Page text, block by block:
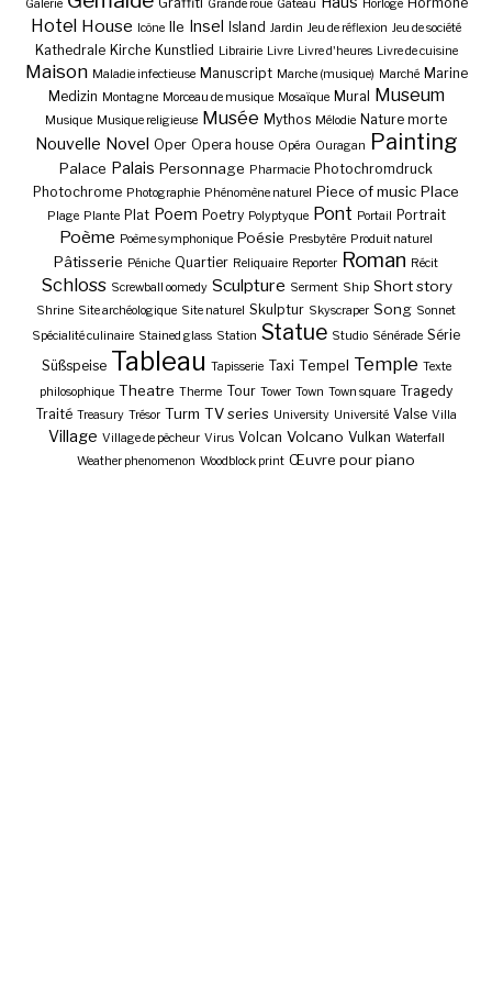
Galerie Grande roue Gâteau Horloge
Hotel House Icône Ile Insel Island Jardin Jeu de réflexion Jeu de société
Kathedrale Kirche Kunstlied Librairie Livre Livre d'heures Livre de cuisine
Maison Maladie infectieuse Manuscript Marche (musique) Marché Marine
Medizin Montagne Morceau de musique Mosaïque Mural Museum
Musique Musique religieuse Musée Mythos Mélodie Nature morte
Nouvelle Novel Oper Opera house Opéra Ouragan Painting
Palace Palais Personnage Pharmacie Photochromdruck
Photochrome Photographie Phénomène naturel Piece of music Place
Plage Plante Plat Poem Poetry Polyptyque Pont Portail Portrait
Poème Poème symphonique Poésie Presbytère Produit naturel
Pâtisserie Péniche Quartier Reliquaire Reporter Roman Récit
Schloss Screwball oomedy Sculpture Serment Ship Short story
Shrine Site archéologique Site naturel Skulptur Skyscraper Song Sonnet
Spécialité culinaire Stained glass Station Statue Studio Sénérade Série
Süßspeise Tableau Tapisserie Taxi Tempel Temple Texte
philosophique Theatre Therme Tour Tower Town Town square Tragedy
Traité Treasury Trésor Turm TV series University Université Valse Villa
Village Village de pêcheur Virus Volcan Volcano Vulkan Waterfall
Weather phenomenon Woodblock print Œuvre pour piano